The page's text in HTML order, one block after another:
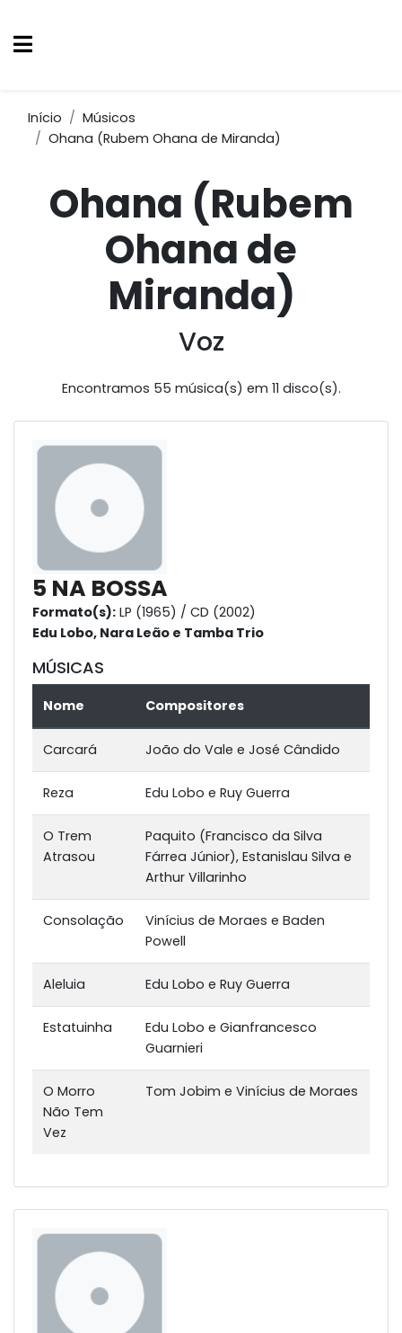
Início
Músicos
Ohana (Rubem Ohana de Miranda)
Ohana (Rubem
Ohana de
Miranda)
Voz
Encontramos 55 música(s) em 11 disco(s).
5 NA BOSSA
Formato(s): LP (1965) / CD (2002)
Edu Lobo, Nara Leão e Tamba Trio
MÚSICAS
Nome Compositores
Carcará João do Vale e José Cândido
Reza Edu Lobo e Ruy Guerra
O Trem
Atrasou
Paquito (Francisco da Silva
Fárrea Júnior), Estanislau Silva e
Arthur Villarinho
Consolação
Vinícius de Moraes e Baden
Powell
Aleluia Edu Lobo e Ruy Guerra
Estatuinha
Edu Lobo e Gianfrancesco
Guarnieri
O Morro
Não Tem
Vez
Tom Jobim e Vinícius de Moraes